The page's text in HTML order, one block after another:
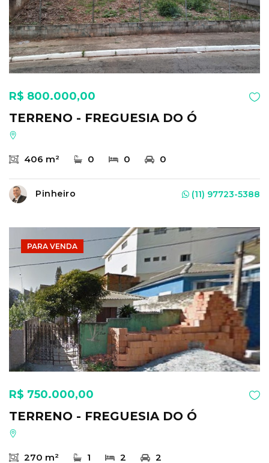
R$ 800.000,00
TERRENO - FREGUESIA DO Ó
406 m² 0 0 0
Pinheiro (11) 97723-5388
PARA VENDA
R$ 750.000,00
TERRENO - FREGUESIA DO Ó
270 m² 1 2 2